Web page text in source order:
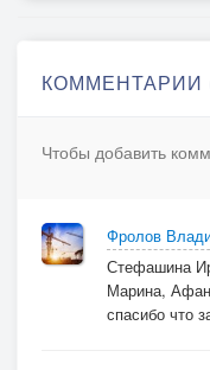
КОММЕНТАРИИ
Чтобы добавить
Фролов
Стефашина
Марина,
спасибо что